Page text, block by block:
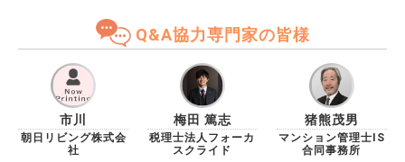
Q&A協力専門家の皆様
市川
朝日リビング株式会
社
梅田 篤志
税理士法人フォーカ
スクライド
猪熊茂男
マンション管理士IS
合同事務所